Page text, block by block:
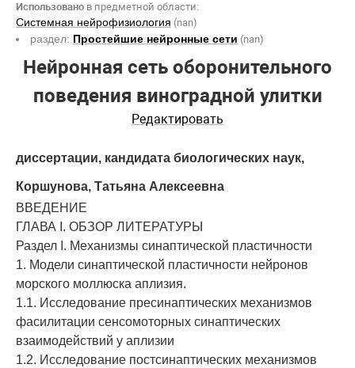
Использовано в предметной области:
Системная нейрофизиология (nan)
раздел: Простейшие нейронные сети (nan)
Нейронная сеть оборонительного
поведения виноградной улитки
Редактировать
диссертации, кандидата биологических наук,
Коршунова, Татьяна Алексеевна
ВВЕДЕНИЕ
ГЛАВА I. ОБЗОР ЛИТЕРАТУРЫ
Раздел I. Механизмы синаптической пластичности
1. Модели синаптической пластичности нейронов
морского моллюска аплизия.
1.1. Исследование пресинаптических механизмов
фасилитации сенсомоторных синаптических
взаимодействий у аплизии
1.2. Исследование постсинаптических механизмов